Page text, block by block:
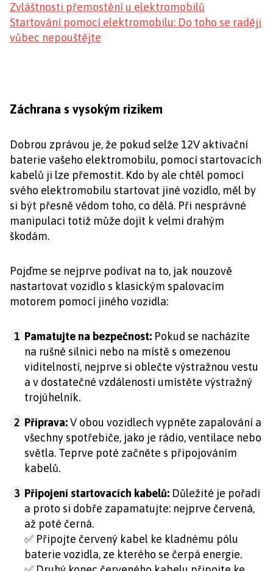
Zvláštnosti přemostění u elektromobilů
Startování pomocí elektromobilu: Do toho se raději
vůbec nepouštějte
Záchrana s vysokým rizikem
Dobrou zprávou je, že pokud selže 12V aktivační
baterie vašeho elektromobilu, pomocí startovacích
kabelů ji lze přemostit. Kdo by ale chtěl pomocí
svého elektromobilu startovat jiné vozidlo, měl by
si být přesně vědom toho, co dělá. Při nesprávné
manipulaci totiž může dojít k velmi drahým
škodám.
Pojďme se nejprve podívat na to, jak nouzově
nastartovat vozidlo s klasickým spalovacím
motorem pomocí jiného vozidla:
1 Pamatujte na bezpečnost: Pokud se nacházíte
na rušné silnici nebo na místě s omezenou
viditelností, nejprve si oblečte výstražnou vestu
a v dostatečné vzdálenosti umístěte výstražný
trojúhelník.
2 Příprava:V obou vozidlech vypněte zapalování a
všechny spotřebiče, jako je rádio, ventilace nebo
světla. Teprve poté začněte s připojováním
kabelů.
3 Připojení startovacích kabelů: Důležité je pořadí
a proto si dobře zapamatujte: nejprve červená,
až poté černá.
✅ Připojte červený kabel ke kladnému pólu
baterie vozidla, ze kterého se čerpá energie.